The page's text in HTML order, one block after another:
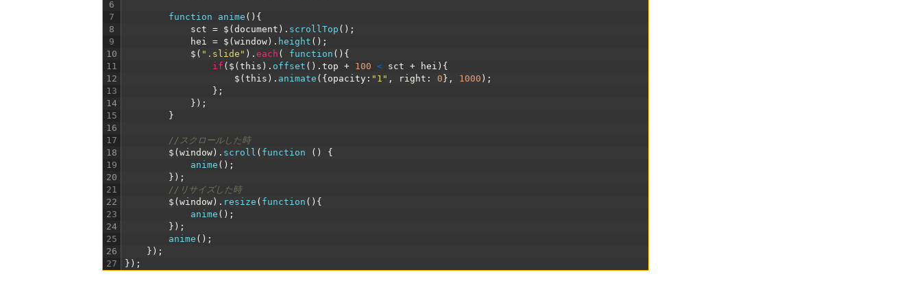
6
7
8
9
10
11
12
13
14
15
16
17
18
19
20
21
22
23
24
25
26
27
function anime ( ) {
sct = $ ( document ) . scrollTop ( ) ;
hei
= $ ( window ) . height ( ) ;
$ ( ".slide" ) . each ( function ( ) {
if ( $ ( this ) . offset ( ) . top + 100 < sct + hei ) {
$ ( this ) . animate ( { opacity : "1" , right : 0 } , 1000 ) ;
} ;
} ) ;
}
//スクロールした時
$ ( window ) . scroll ( function ( )
{
anime ( ) ;
} ) ;
//リサイズした時
$ ( window ) . resize ( function ( ) {
anime ( ) ;
} ) ;
anime ( ) ;
} ) ;
} ) ;